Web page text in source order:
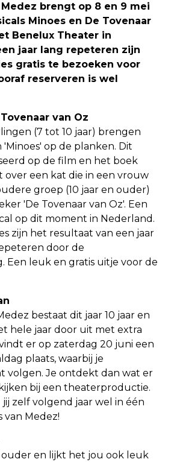
brengt op 8 en 9 mei
Minoes en De Tovenaar
Benelux Theater in
jaar lang repeteren zijn
gratis te bezoeken voor
reserveren is wel
van Oz
(7 tot 10 jaar) brengen
'Minoes' op de planken. Dit
op de film en het boek
over een kat die in een vrouw
groep (10 jaar en ouder)
'De Tovenaar van Oz'. Een
op dit moment in Nederland.
zijn het resultaat van een jaar
door de
Een leuk en gratis uitje voor de
bestaat dit jaar 10 jaar en
hele jaar door uit met extra
er op zaterdag 20 juni een
plaats, waarbij je
volgen. Je ontdekt dan wat er
bij een theaterproductie.
zelf volgend jaar wel in één
van Medez!
ouder en lijkt het jou ook leuk